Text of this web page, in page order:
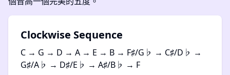
Clockwise Sequence
C → G → D → A → E → B → F♯/G♭ → C♯/D♭ →
G♯/A♭ → D♯/E♭ → A♯/B♭ → F